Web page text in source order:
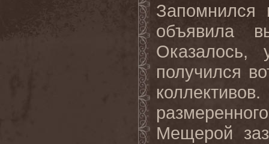
Запомнился
объявила
Оказалось,
получился
Мещерой